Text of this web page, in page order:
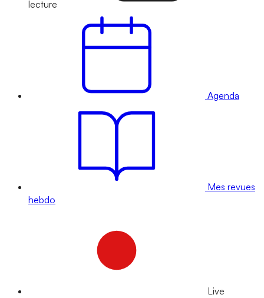
lecture
Agenda
Mes revues
hebdo
Live